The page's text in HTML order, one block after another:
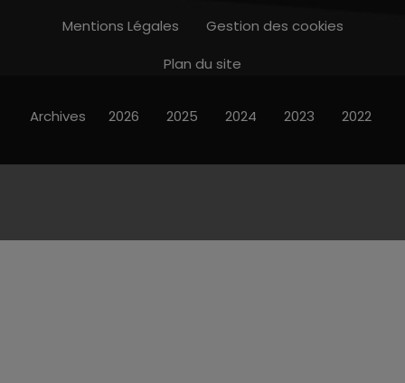
Mentions Légales
Gestion des cookies
Plan du site
Archives 2026 2025 2024 2023 2022